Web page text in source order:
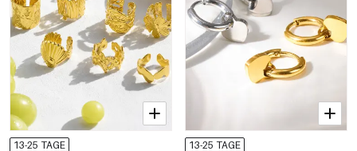
13-25 TAGE 13-25 TAGE